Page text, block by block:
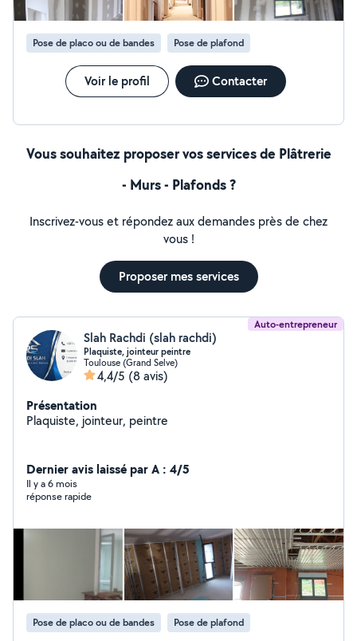
Pose de placo ou de bandes Pose de plafond
Voir le profil Contacter
Vous souhaitez proposer vos services de Plâtrerie
- Murs - Plafonds ?
Inscrivez-vous et répondez aux demandes près de chez
vous !
Proposer mes services
Auto-entrepreneur
Slah Rachdi (slah rachdi)
Plaquiste, jointeur peintre
Toulouse (Grand Selve)
4,4/5 (8 avis)
Présentation
Plaquiste, jointeur, peintre
Dernier avis laissé par A : 4/5
Il y a 6 mois
réponse rapide
Pose de placo ou de bandes Pose de plafond